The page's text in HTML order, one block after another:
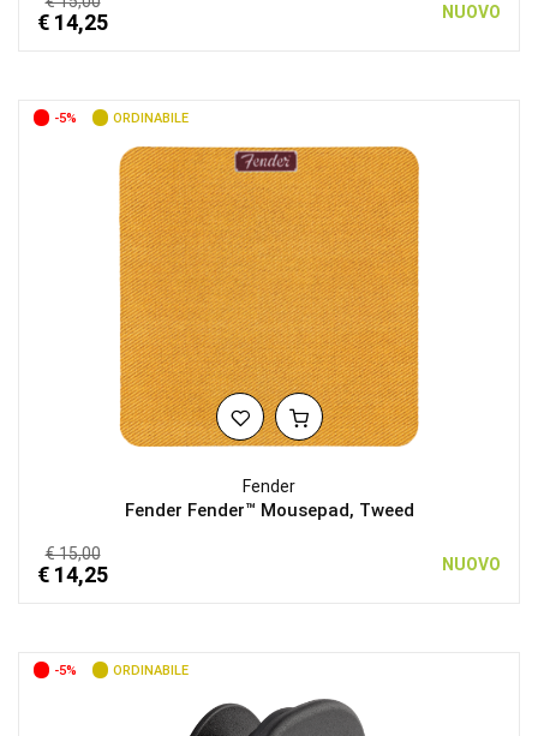
€ 14,25 NUOVO
-5% ORDINABILE
Fender
Fender Fender™ Mousepad, Tweed
€ 15,00
€ 14,25 NUOVO
-5% ORDINABILE